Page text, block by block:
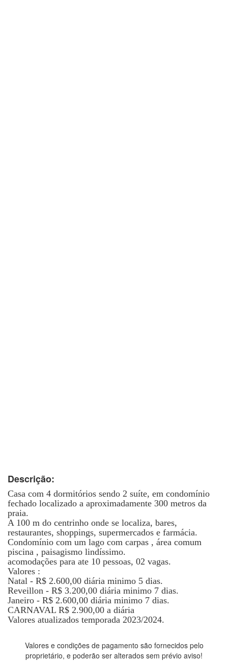
Descrição:
Casa com 4 dormitórios sendo 2 suíte, em condomínio
fechado localizado a aproximadamente 300 metros da
praia.
A 100 m do centrinho onde se localiza, bares,
restaurantes, shoppings, supermercados e farmácia.
Condomínio com um lago com carpas , área comum
piscina , paisagismo lindíssimo.
acomodações para ate 10 pessoas, 02 vagas.
Valores :
Natal - R$ 2.600,00 diária minimo 5 dias.
Reveillon - R$ 3.200,00 diária minimo 7 dias.
Janeiro - R$ 2.600,00 diária minimo 7 dias.
CARNAVAL R$ 2.900,00 a diária
Valores atualizados temporada 2023/2024.
Valores e condições de pagamento são fornecidos pelo
proprietário, e poderão ser alterados sem prévio aviso!